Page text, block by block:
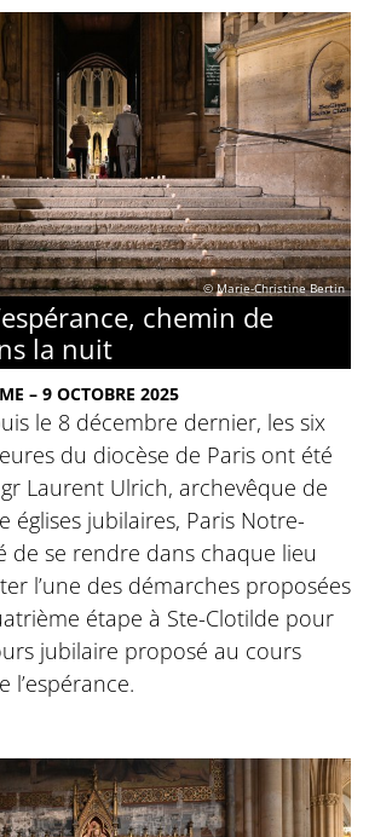
© Marie-Christine Bertin
chemin de
la nuit
– 9 OCTOBRE 2025
le 8 décembre dernier, les six
du diocèse de Paris ont été
Laurent Ulrich, archevêque de
églises jubilaires, Paris Notre-
de se rendre dans chaque lieu
l’une des démarches proposées
étape à Ste-Clotilde pour
jubilaire proposé au cours
l’espérance.